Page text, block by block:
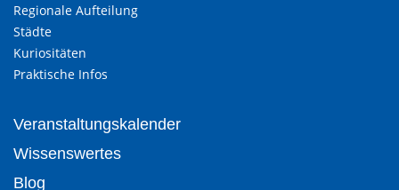
Regionale Aufteilung
Städte
Kuriositäten
Praktische Infos
Veranstaltungskalender
Wissenswertes
Blog